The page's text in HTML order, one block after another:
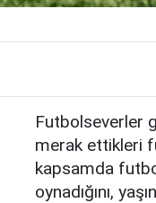
Futbolseverler
merak ettikleri
kapsamda
oynadığını,